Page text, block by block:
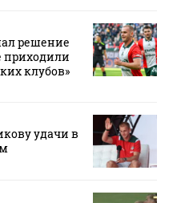
решение
приходили
клубов»
удачи в